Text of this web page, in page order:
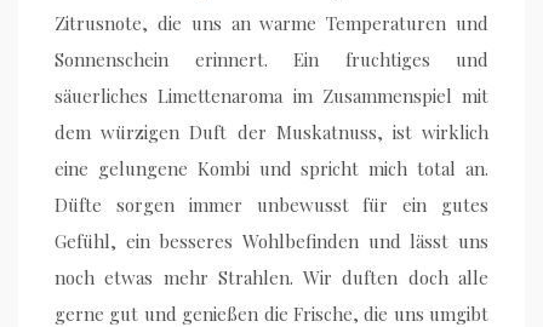
Zitrusnote, die uns an warme Temperaturen und
Sonnenschein erinnert. Ein fruchtiges und
säuerliches Limettenaroma im Zusammenspiel mit
dem würzigen Duft der Muskatnuss, ist wirklich
eine gelungene Kombi und spricht mich total an.
Düfte sorgen immer unbewusst für ein gutes
Gefühl, ein besseres Wohlbefinden und lässt uns
noch etwas mehr Strahlen. Wir duften doch alle
gerne gut und genießen die Frische, die uns umgibt